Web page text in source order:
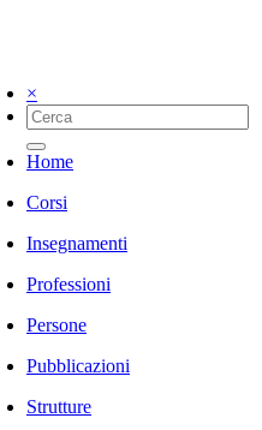
×
Home
Corsi
Insegnamenti
Professioni
Persone
Pubblicazioni
Strutture